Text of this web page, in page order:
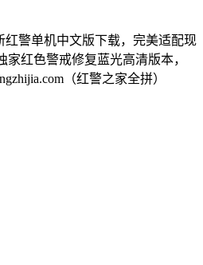
警单机中文版下载，完美适配现
家红色警戒修复蓝光高清版本，
（红警之家全拼）